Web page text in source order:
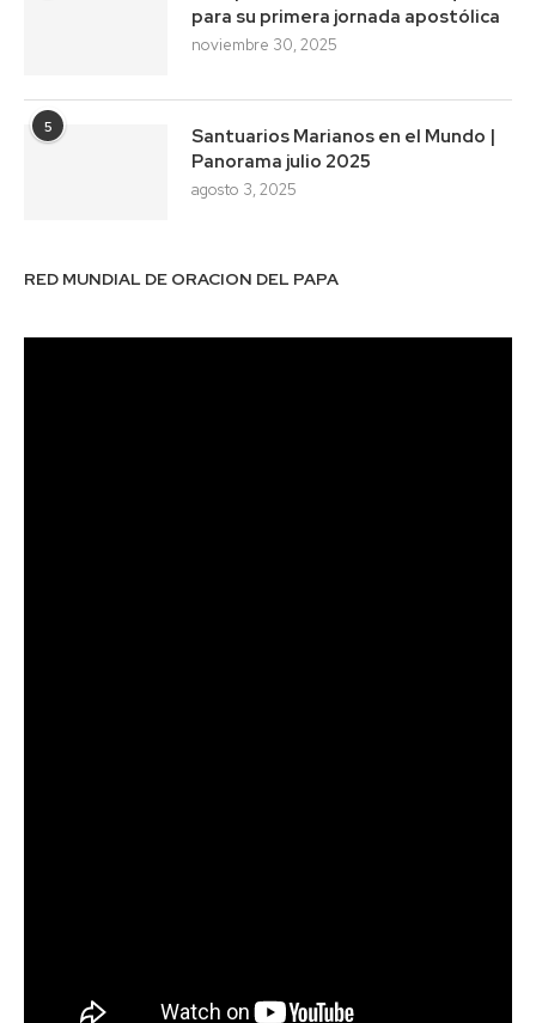
para su primera jornada apostólica
noviembre 30, 2025
5
Santuarios Marianos en el Mundo |
Panorama julio 2025
agosto 3, 2025
RED MUNDIAL DE ORACION DEL PAPA